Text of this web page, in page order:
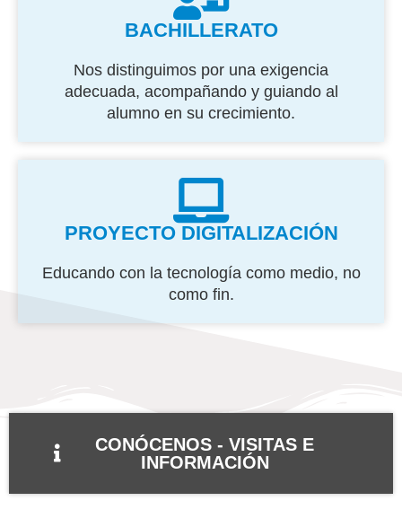
BACHILLERATO
Nos distinguimos por una exigencia
adecuada, acompañando y guiando al
alumno en su crecimiento.
PROYECTO DIGITALIZACIÓN
Educando con la tecnología como medio, no
como fin.
CONÓCENOS - VISITAS E
INFORMACIÓN